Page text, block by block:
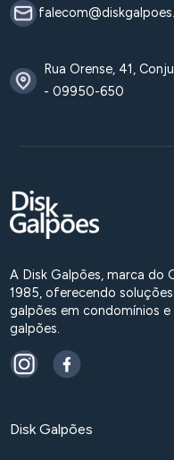
Rua Orense, 41,
- 09950-650
A Disk Galpões, marca do
1985, oferecendo
galpões em condomínios
galpões.
Disk Galpões